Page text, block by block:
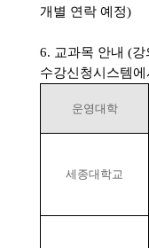
개별 연락 예정)
6. 교과목 안내 (강
수강신청시스템
운영대학
세종대학교